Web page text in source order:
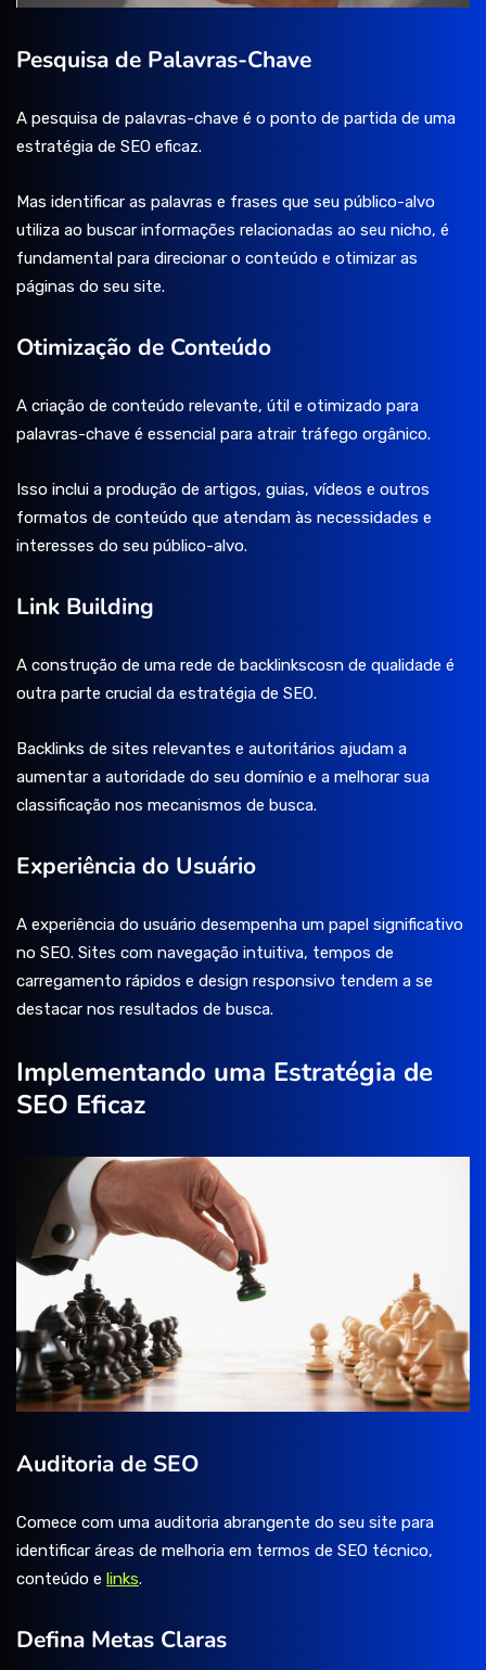
Pesquisa de Palavras-Chave
A pesquisa de palavras-chave é o ponto de partida de uma
estratégia de SEO eficaz.
Mas identificar as palavras e frases que seu público-alvo
utiliza ao buscar informações relacionadas ao seu nicho, é
fundamental para direcionar o conteúdo e otimizar as
páginas do seu site.
Otimização de Conteúdo
A criação de conteúdo relevante, útil e otimizado para
palavras-chave é essencial para atrair tráfego orgânico.
Isso inclui a produção de artigos, guias, vídeos e outros
formatos de conteúdo que atendam às necessidades e
interesses do seu público-alvo.
Link Building
A construção de uma rede de backlinkscosn de qualidade é
outra parte crucial da estratégia de SEO.
Backlinks de sites relevantes e autoritários ajudam a
aumentar a autoridade do seu domínio e a melhorar sua
classificação nos mecanismos de busca.
Experiência do Usuário
A experiência do usuário desempenha um papel significativo
no SEO. Sites com navegação intuitiva, tempos de
carregamento rápidos e design responsivo tendem a se
destacar nos resultados de busca.
Implementando uma Estratégia de
SEO Eficaz
Auditoria de SEO
Comece com uma auditoria abrangente do seu site para
identificar áreas de melhoria em termos de SEO técnico,
conteúdo e links.
Defina Metas Claras